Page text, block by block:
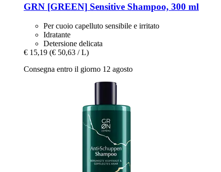
GRN [GREEN] Sensitive Shampoo, 300 ml
Per cuoio capelluto sensibile e irritato
Idratante
Detersione delicata
€ 15,19 (€ 50,63 / L)
Consegna entro il giorno 12 agosto